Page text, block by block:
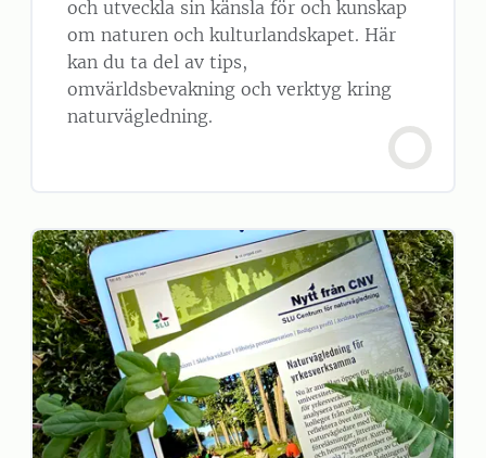
och utveckla sin känsla för och kunskap
om naturen och kulturlandskapet. Här
kan du ta del av tips,
omvärldsbevakning och verktyg kring
naturvägledning.